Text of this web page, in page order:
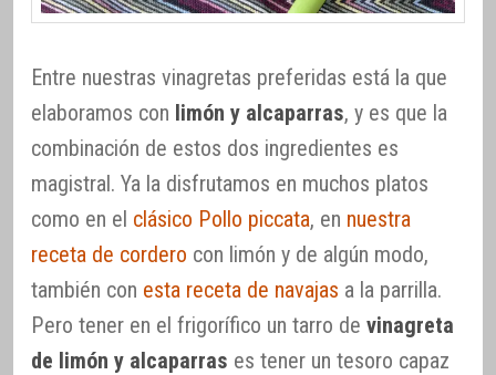
Entre nuestras vinagretas preferidas está la que
elaboramos con limón y alcaparras, y es que la
combinación de estos dos ingredientes es
magistral. Ya la disfrutamos en muchos platos
como en el clásico Pollo piccata, en nuestra
receta de cordero con limón y de algún modo,
también con esta receta de navajas a la parrilla.
Pero tener en el frigorífico un tarro de vinagreta
de limón y alcaparras es tener un tesoro capaz